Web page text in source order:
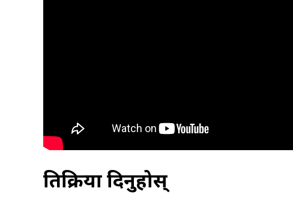
प्रतिक्रिया दिनुहोस्